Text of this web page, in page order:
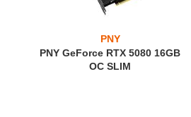
PNY
PNY GeForce RTX 5080 16GB
OC SLIM